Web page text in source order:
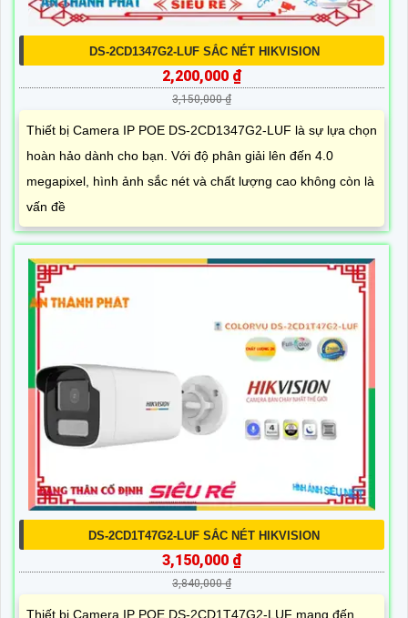
DS-2CD1347G2-LUF SẮC NÉT HIKVISION
2,200,000 ₫
3,150,000 ₫
Thiết bị Camera IP POE DS-2CD1347G2-LUF là sự lựa chọn
hoàn hảo dành cho bạn. Với độ phân giải lên đến 4.0
megapixel, hình ảnh sắc nét và chất lượng cao không còn là
vấn đề
DS-2CD1T47G2-LUF SẮC NÉT HIKVISION
3,150,000 ₫
3,840,000 ₫
Thiết bị Camera IP POE DS-2CD1T47G2-LUF mang đến